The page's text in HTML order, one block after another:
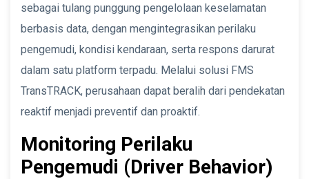
sebagai tulang punggung pengelolaan keselamatan
berbasis data, dengan mengintegrasikan perilaku
pengemudi, kondisi kendaraan, serta respons darurat
dalam satu platform terpadu. Melalui solusi FMS
TransTRACK, perusahaan dapat beralih dari pendekatan
reaktif menjadi preventif dan proaktif.
Monitoring Perilaku
Pengemudi (Driver Behavior)